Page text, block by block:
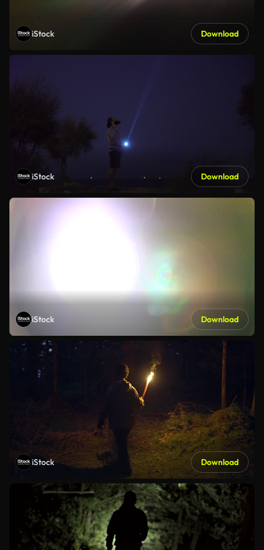
iStock Download
iStock Download
iStock Download
iStock Download